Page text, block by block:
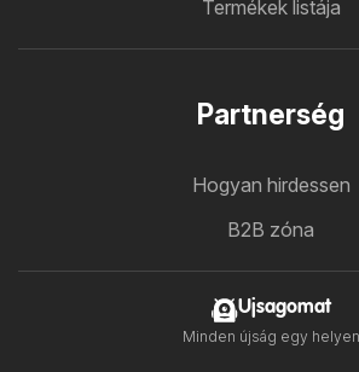
Termékek listája
Partnerség
Hogyan hirdessen
B2B zóna
Ujsagomat
Minden újság egy helyen